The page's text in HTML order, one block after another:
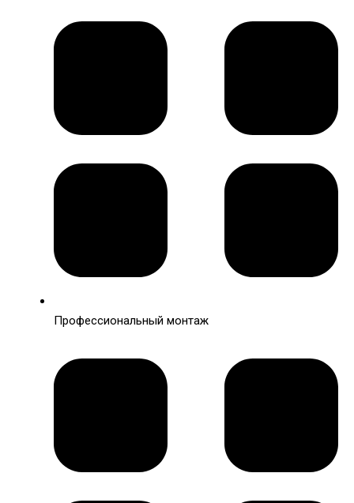
Профессиональный монтаж